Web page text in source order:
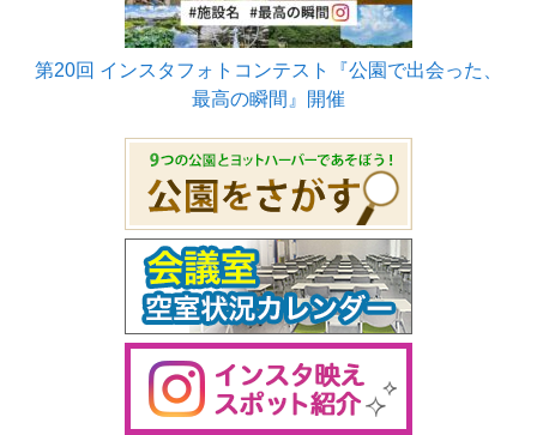
第20回 インスタフォトコンテスト『公園で出会った、
最高の瞬間』開催